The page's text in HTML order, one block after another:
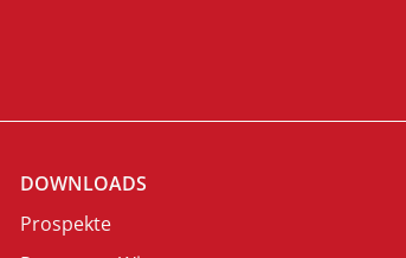
DOWNLOADS
Prospekte